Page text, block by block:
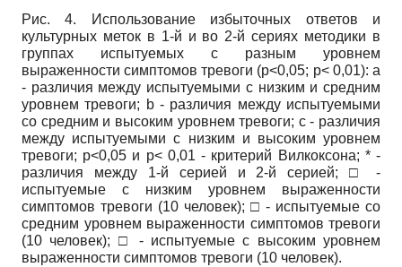
Рис. 4. Использование избыточных ответов и
культурных меток в 1-й и во 2-й сериях методики в
группах испытуемых с разным уровнем
выраженности симптомов тревоги (р<0,05; р< 0,01): а
- различия между испытуемыми с низким и средним
уровнем тревоги; b- различия между испытуемыми
со средним и высоким уровнем тревоги; c- различия
между испытуемыми с низким и высоким уровнем
тревоги; р<0,05 и р< 0,01 - критерий Вилкоксона; * -
различия между 1-й серией и 2-й серией; □ -
испытуемые с низким уровнем выраженности
симптомов тревоги (10 человек); □ - испытуемые со
средним уровнем выраженности симптомов тревоги
(10 человек); □ - испытуемые с высоким уровнем
выраженности симптомов тревоги (10 человек).